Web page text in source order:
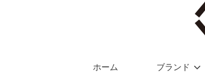
ホーム ブランド